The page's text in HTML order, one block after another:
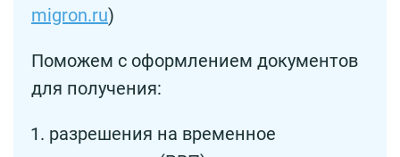
migron.ru)
Поможем с оформлением документов
для получения:
разрешения на временное